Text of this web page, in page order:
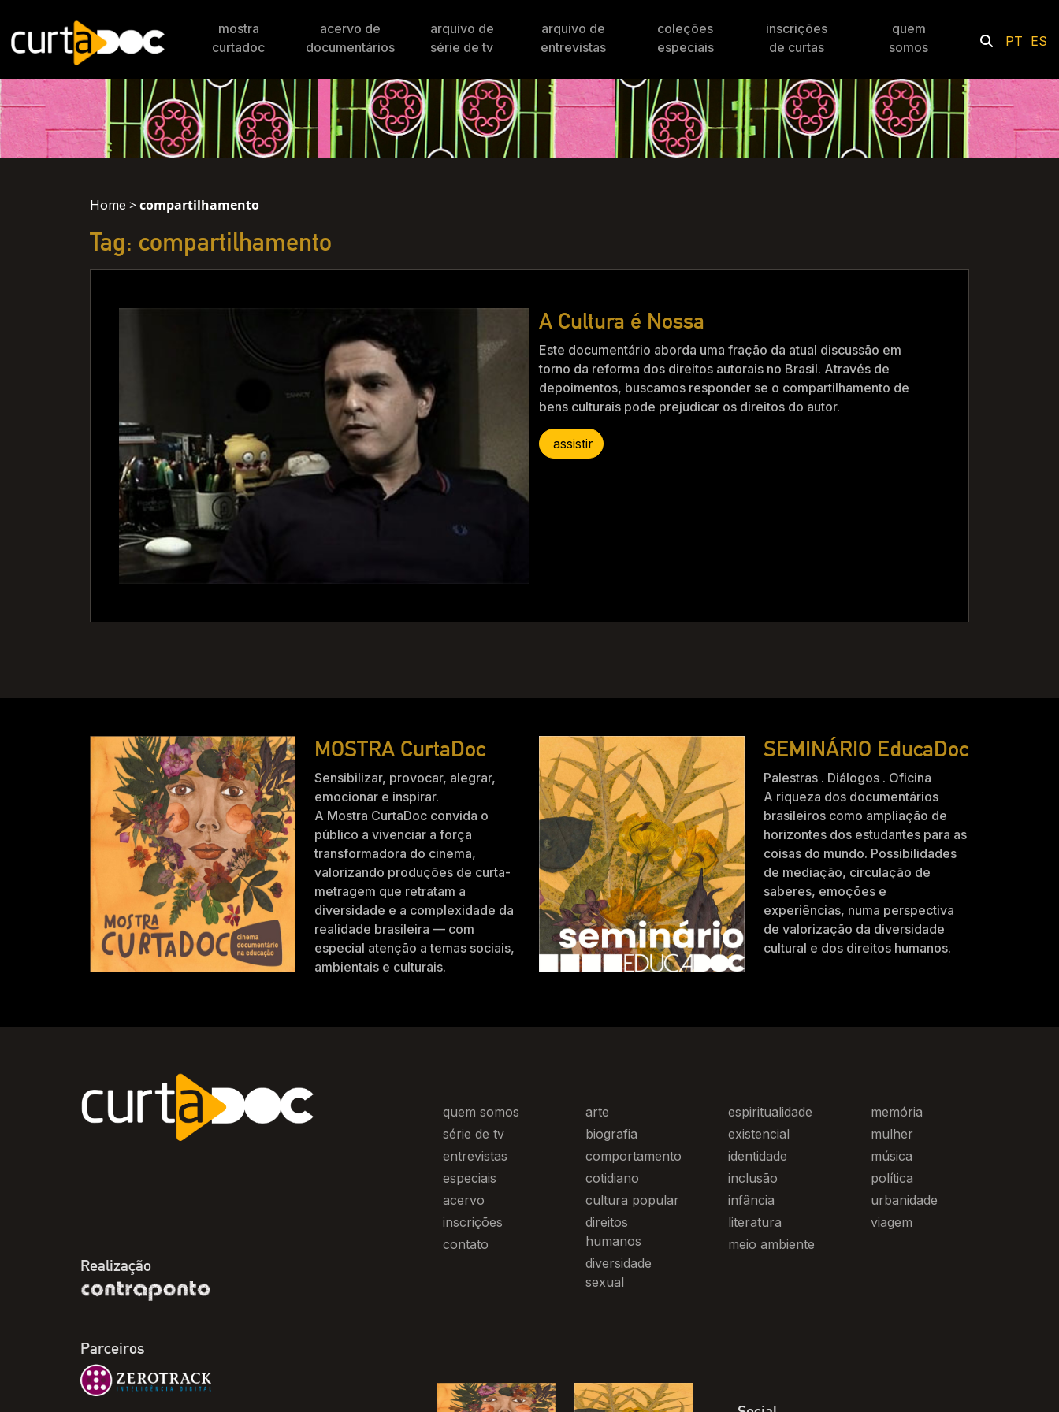
mostra
curtadoc
acervo de
documentários
arquivo de
série de tv
arquivo de
entrevistas
coleções
especiais
inscrições
de curtas
quem
somos
PT ES
Home >compartilhamento
Tag: compartilhamento
A Cultura é Nossa
Este documentário aborda uma fração da atual discussão em
torno da reforma dos direitos autorais no Brasil. Através de
depoimentos, buscamos responder se o compartilhamento de
bens culturais pode prejudicar os direitos do autor.
assistir
MOSTRA CurtaDoc
Sensibilizar, provocar, alegrar,
emocionar e inspirar.
A Mostra CurtaDoc convida o
público a vivenciar a força
transformadora do cinema,
valorizando produções de curta-
metragem que retratam a
diversidade e a complexidade da
realidade brasileira — com
especial atenção a temas sociais,
ambientais e culturais.
SEMINÁRIO EducaDoc
Palestras . Diálogos . Oficina
A riqueza dos documentários
brasileiros como ampliação de
horizontes dos estudantes para as
coisas do mundo. Possibilidades
de mediação, circulação de
saberes, emoções e
experiências, numa perspectiva
de valorização da diversidade
cultural e dos direitos humanos.
Realização
Parceiros
quem somos
série de tv
entrevistas
especiais
acervo
inscrições
contato
arte
biografia
comportamento
cotidiano
cultura popular
direitos
humanos
diversidade
sexual
espiritualidade
existencial
identidade
inclusão
infância
literatura
meio ambiente
memória
mulher
música
política
urbanidade
viagem